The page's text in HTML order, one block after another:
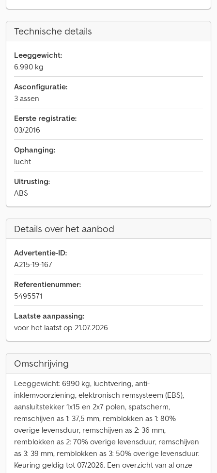
Technische details
Leeggewicht:
6.990 kg
Asconfiguratie:
3 assen
Eerste registratie:
03/2016
Ophanging:
lucht
Uitrusting:
ABS
Details over het aanbod
Advertentie-ID:
A215-19-167
Referentienummer:
5495571
Laatste aanpassing:
voor het laatst op 21.07.2026
Omschrijving
Leeggewicht: 6990 kg, luchtvering, anti-
inklemvoorziening, elektronisch remsysteem (EBS),
aansluitstekker 1x15 en 2x7 polen, spatscherm,
remschijven as 1: 37,5 mm, remblokken as 1: 80%
overige levensduur, remschijven as 2: 36 mm,
remblokken as 2: 70% overige levensduur, remschijven
as 3: 39 mm, remblokken as 3: 50% overige levensduur.
Keuring geldig tot 07/2026. Een overzicht van al onze